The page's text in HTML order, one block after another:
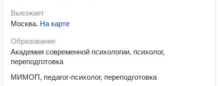
Выезжает
Москва. На карте
Образование
Академия современной психологии, психолог,
переподготовка
МИМОП, педагог-психолог, переподготовка